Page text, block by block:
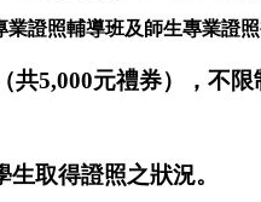
業證照輔導班及師生專業證
共5,000元禮券），不
取得證照之狀況。